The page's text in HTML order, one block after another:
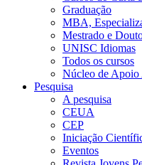
Graduação
MBA,
Mestrado e
UNISC Idiomas
Todos os cursos
Núcleo de
Pesquisa
A pesquisa
CEUA
CEP
Iniciação
Eventos